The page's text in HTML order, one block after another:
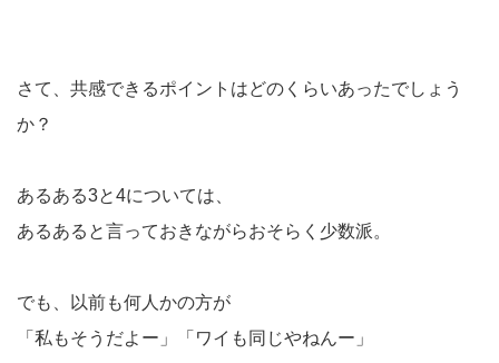
さて、共感できるポイントはどのくらいあったでしょう
か？
あるある3と4については、
あるあると言っておきながらおそらく少数派。
でも、以前も何人かの方が
「私もそうだよー」「ワイも同じやねんー」